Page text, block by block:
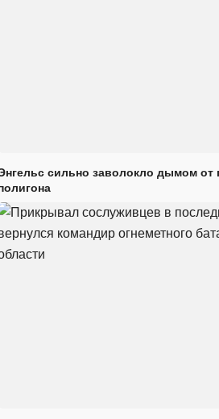
сильно заволокло дымом от